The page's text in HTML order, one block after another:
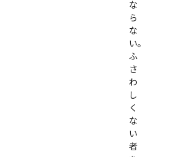
な
ら
な
い。
ふ
さ
わ
し
く
な
い
者